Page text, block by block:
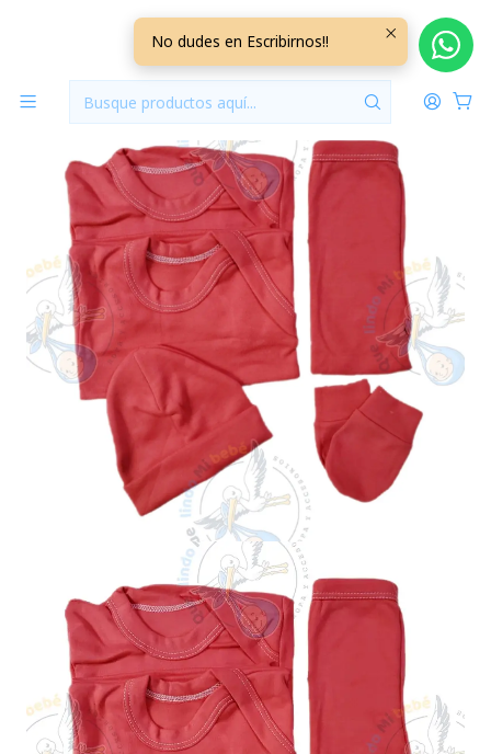
Ajuares 0/3 Meses Lisos/Rayados
Ajuar 5 Piezas Liso Talla 0/3 Meses Coral
No dudes en Escribirnos!!